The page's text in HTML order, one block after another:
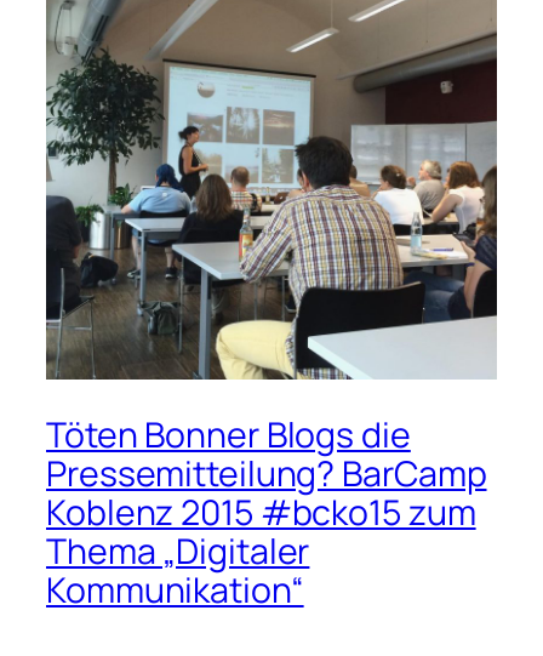
Töten Bonner Blogs die
Pressemitteilung? BarCamp
Koblenz 2015 #bcko15 zum
Thema „Digitaler
Kommunikation“